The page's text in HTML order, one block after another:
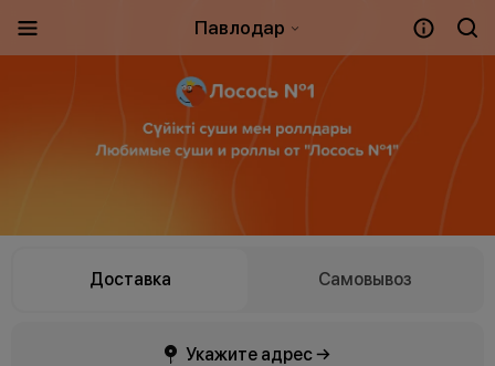
Павлодар
Доставка Самовывоз
Укажите адрес →